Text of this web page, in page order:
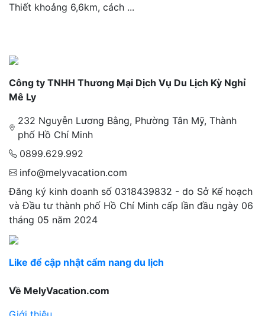
Thiết khoảng 6,6km, cách ...
Công ty TNHH Thương Mại Dịch Vụ Du Lịch Kỳ Nghỉ
Mê Ly
232 Nguyễn Lương Bằng, Phường Tân Mỹ, Thành
phố Hồ Chí Minh
0899.629.992
info@melyvacation.com
Đăng ký kinh doanh số 0318439832 - do Sở Kế hoạch
và Đầu tư thành phố Hồ Chí Minh cấp lần đầu ngày 06
tháng 05 năm 2024
Like để cập nhật cẩm nang du lịch
Về MelyVacation.com